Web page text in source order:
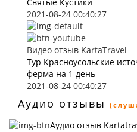
2021-08-24 00:40:27
Видео отзыв KartaTravel
Тур Красноусольские
ферма на 1 день
2021-08-24 00:40:27
Аудио отзывы
Аудио отзыв